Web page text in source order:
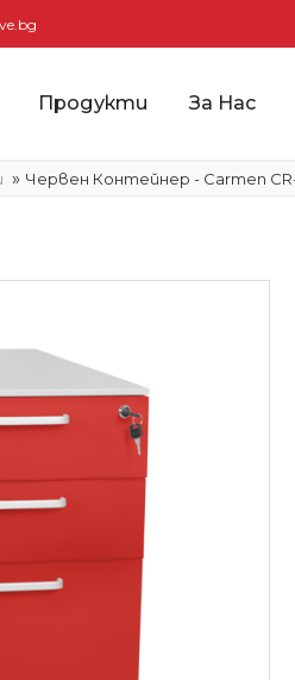
Продукти За Нас
» Червен Контейнер - Carmen CR-